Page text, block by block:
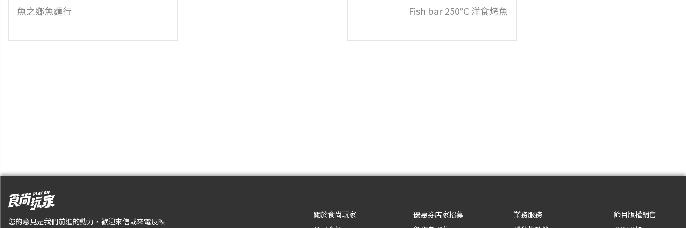
魚之鄉魚麵行 Fish bar 250°C 洋食烤魚
您的意見是我們前進的動力，歡迎來信或來電反映
關於食尚玩家
優惠券店家招募
業務服務
節目版權銷售